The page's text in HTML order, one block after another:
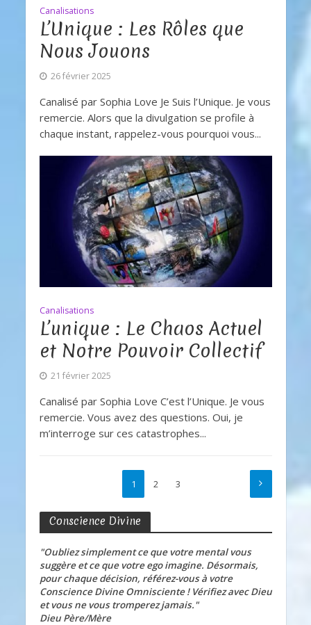
Canalisations
L’Unique : Les Rôles que
Nous Jouons
26 février 2025
Canalisé par Sophia Love Je Suis l’Unique. Je vous
remercie. Alors que la divulgation se profile à
chaque instant, rappelez-vous pourquoi vous...
Canalisations
L’unique : Le Chaos Actuel
et Notre Pouvoir Collectif
21 février 2025
Canalisé par Sophia Love C’est l’Unique. Je vous
remercie. Vous avez des questions. Oui, je
m’interroge sur ces catastrophes...
1 2 3
Conscience Divine
"Oubliez simplement ce que votre mental vous
suggère et ce que votre ego imagine. Désormais,
pour chaque décision, référez-vous à votre
Conscience Divine Omnisciente ! Vérifiez avec Dieu
et vous ne vous tromperez jamais."
Dieu Père/Mère